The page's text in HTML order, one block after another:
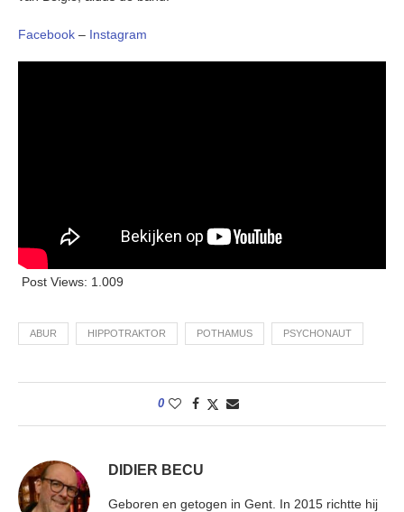
Facebook – Instagram
Post Views: 1.009
ABUR HIPPOTRAKTOR POTHAMUS PSYCHONAUT
0
DIDIER BECU
Geboren en getogen in Gent. In 2015 richtte hij